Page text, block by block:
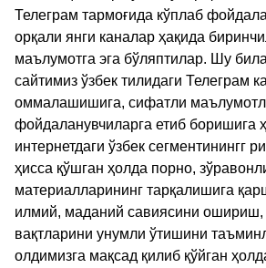
Телеграм тармоғида кўплаб
орқали янги каналар ҳақида
маълумотга эга бўляптилар. Шу
сайтимиз ўзбек тилидаги Телеграм
оммалашишига, сифатли
фойдаланувчиларга етиб боришига
интернетдаги ўзбек сегментинингг
ҳисса қўшган ҳолда порно,
материалларининг тарқалишига
илмий, маданий савиясини
вақтларини унумли ўтишини
олдимизга мақсад қилиб қўйган